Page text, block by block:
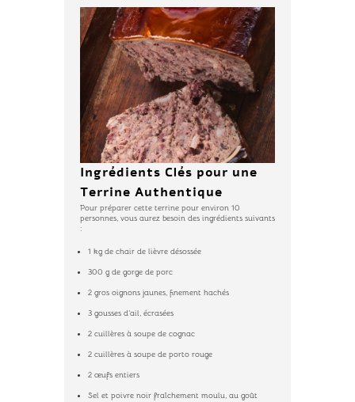
Ingrédients Clés pour une
Terrine Authentique
Pour préparer cette terrine pour environ 10
personnes, vous aurez besoin des ingrédients suivants
:
1 kg de chair de lièvre désossée
300 g de gorge de porc
2 gros oignons jaunes, finement hachés
3 gousses d’ail, écrasées
2 cuillères à soupe de cognac
2 cuillères à soupe de porto rouge
2 œufs entiers
Sel et poivre noir fraîchement moulu, au goût